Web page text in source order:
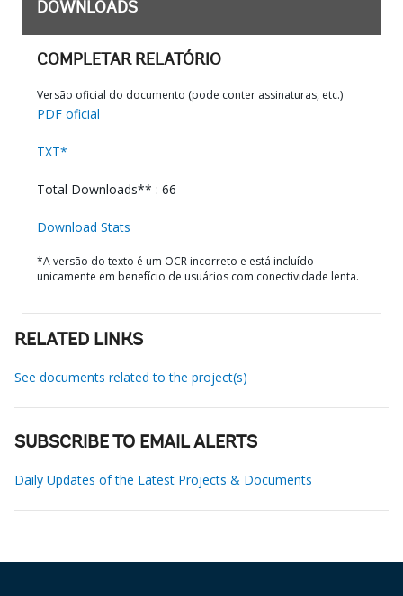
DOWNLOADS
COMPLETAR RELATÓRIO
Versão oficial do documento (pode conter assinaturas, etc.)
PDF oficial
TXT*
Total Downloads** : 66
Download Stats
*A versão do texto é um OCR incorreto e está incluído
unicamente em benefício de usuários com conectividade lenta.
RELATED LINKS
See documents related to the project(s)
SUBSCRIBE TO EMAIL ALERTS
Daily Updates of the Latest Projects & Documents